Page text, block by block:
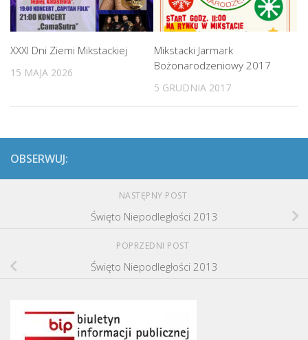
XXXI Dni Ziemi Mikstackiej
15 MAJA 2026
Mikstacki Jarmark
Bożonarodzeniowy 2017
5 GRUDNIA 2017
OBSERWUJ:
NASTĘPNY POST
Święto Niepodległości 2013
POPRZEDNI POST
Święto Niepodległości 2013